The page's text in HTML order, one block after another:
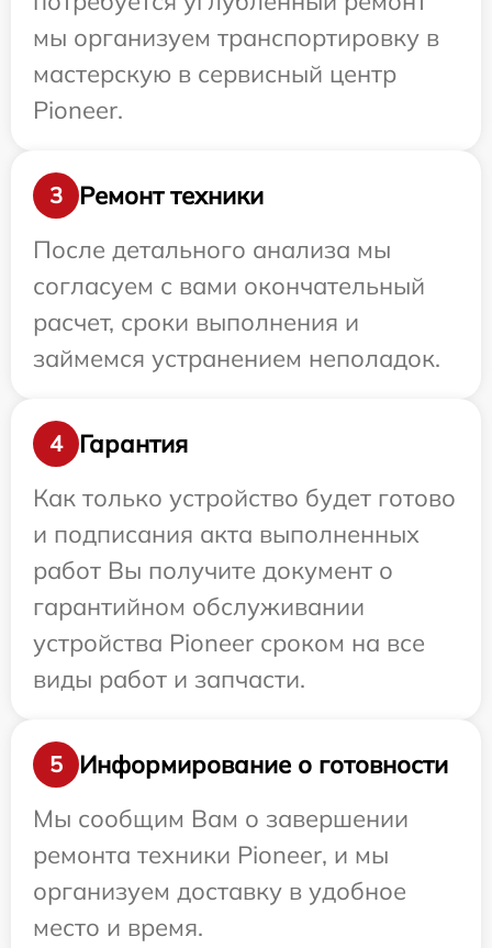
мы организуем транспортировку в
мастерскую в сервисный центр
Pioneer.
3
Ремонт техники
После детального анализа мы
согласуем с вами окончательный
расчет, сроки выполнения и
займемся устранением неполадок.
4
Гарантия
Как только устройство будет готово
и подписания акта выполненных
работ Вы получите документ о
гарантийном обслуживании
устройства Pioneer сроком на все
виды работ и запчасти.
5
Информирование о готовности
Мы сообщим Вам о завершении
ремонта техники Pioneer, и мы
организуем доставку в удобное
место и время.